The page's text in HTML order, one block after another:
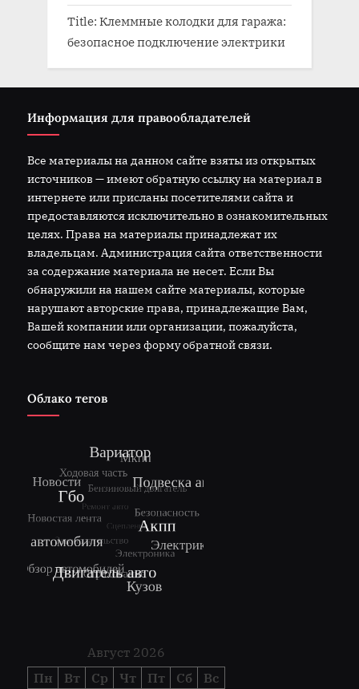
Title: Клеммные колодки для гаража:
безопасное подключение электрики
Информация для правообладателей
Все материалы на данном сайте взяты из открытых
источников — имеют обратную ссылку на материал в
интернете или присланы посетителями сайта и
предоставляются исключительно в ознакомительных
целях. Права на материалы принадлежат их
владельцам. Администрация сайта ответственности
за содержание материала не несет. Если Вы
обнаружили на нашем сайте материалы, которые
нарушают авторские права, принадлежащие Вам,
Вашей компании или организации, пожалуйста,
сообщите нам через форму обратной связи.
Облако тегов
Август 2026
Пн
Вт Ср Чт Пт Сб Вс